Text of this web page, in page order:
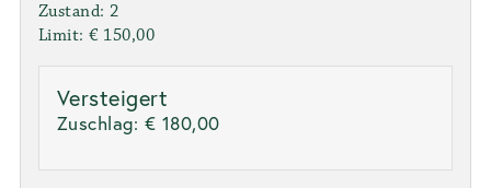
Zustand: 2
Limit: € 150,00
Versteigert
Zuschlag: € 180,00